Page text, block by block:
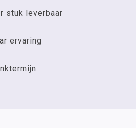
stuk leverbaar
ervaring